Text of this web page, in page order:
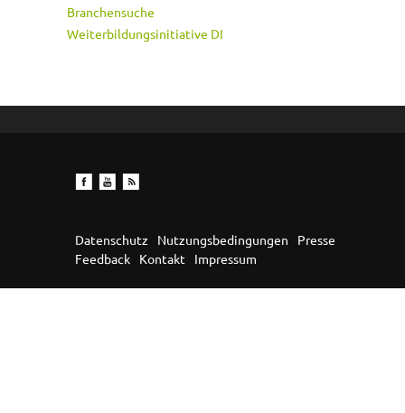
Branchensuche
Weiterbildungsinitiative DI
Datenschutz Nutzungsbedingungen
Presse
Feedback
Kontakt Impressum